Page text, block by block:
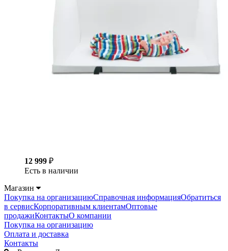
12 999 ₽
Есть в наличии
Магазин
Покупка на организациюСправочная информацияОбратиться
в сервисКорпоративным клиентамОптовые
продажиКонтактыО компании
Покупка на организацию
Оплата и доставка
Контакты